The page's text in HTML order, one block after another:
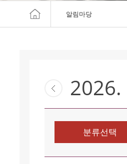
알림마당
2026.
분류선택